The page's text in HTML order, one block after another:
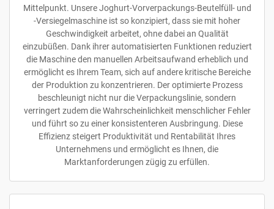
Mittelpunkt. Unsere Joghurt-Vorverpackungs-Beutelfüll- und
-Versiegelmaschine ist so konzipiert, dass sie mit hoher
Geschwindigkeit arbeitet, ohne dabei an Qualität
einzubüßen. Dank ihrer automatisierten Funktionen reduziert
die Maschine den manuellen Arbeitsaufwand erheblich und
ermöglicht es Ihrem Team, sich auf andere kritische Bereiche
der Produktion zu konzentrieren. Der optimierte Prozess
beschleunigt nicht nur die Verpackungslinie, sondern
verringert zudem die Wahrscheinlichkeit menschlicher Fehler
und führt so zu einer konsistenteren Ausbringung. Diese
Effizienz steigert Produktivität und Rentabilität Ihres
Unternehmens und ermöglicht es Ihnen, die
Marktanforderungen zügig zu erfüllen.